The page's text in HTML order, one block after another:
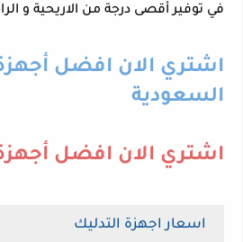
في توفير أقصى درجة من الاريحية و
اشتري الان افضل
السعودية
اشتري الان افضل
اسعار اجهزة التدليك